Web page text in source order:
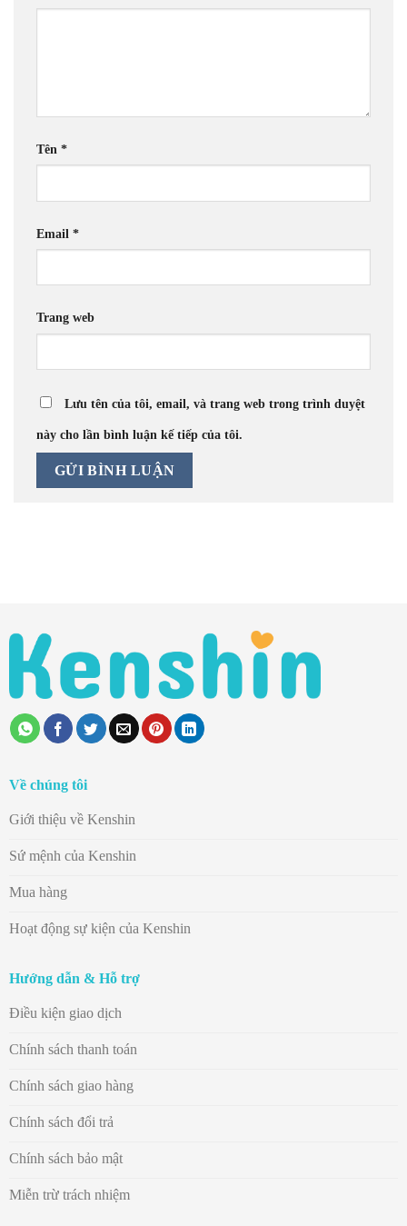
Tên *
Email *
Trang web
Lưu tên của tôi, email, và trang web trong trình duyệt
này cho lần bình luận kế tiếp của tôi.
Về chúng tôi
Giới thiệu về Kenshin
Sứ mệnh của Kenshin
Mua hàng
Hoạt động sự kiện của Kenshin
Hướng dẫn & Hỗ trợ
Điều kiện giao dịch
Chính sách thanh toán
Chính sách giao hàng
Chính sách đổi trả
Chính sách bảo mật
Miễn trừ trách nhiệm